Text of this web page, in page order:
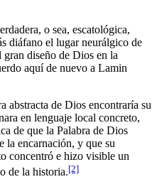
o sea, escatológica,
diáfano el lugar neurálgico de
diseño de Dios en la
aquí de nuevo a Lamin
abstracta de Dios encontraría su
en lenguaje local concreto,
de que la Palabra de Dios
la encarnación, y que su
concentró e hizo visible un
de la historia.[2]